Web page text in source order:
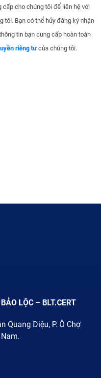
cấp cho chúng tôi để liên hệ với
tôi. Bạn có thể hủy đăng ký nhận
tin bạn cung cấp hoàn toàn
riêng tưcủa chúng tôi.
LỘC – BLT.CERT
Quang Diệu, P. Ô Chợ